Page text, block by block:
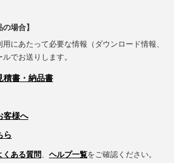
場合】
にあたって必要な情報（ダウンロード情報、
でお送りします。
積書・納品書
客様へ
ら
くある質問 ヘルプ一覧をご確認ください。